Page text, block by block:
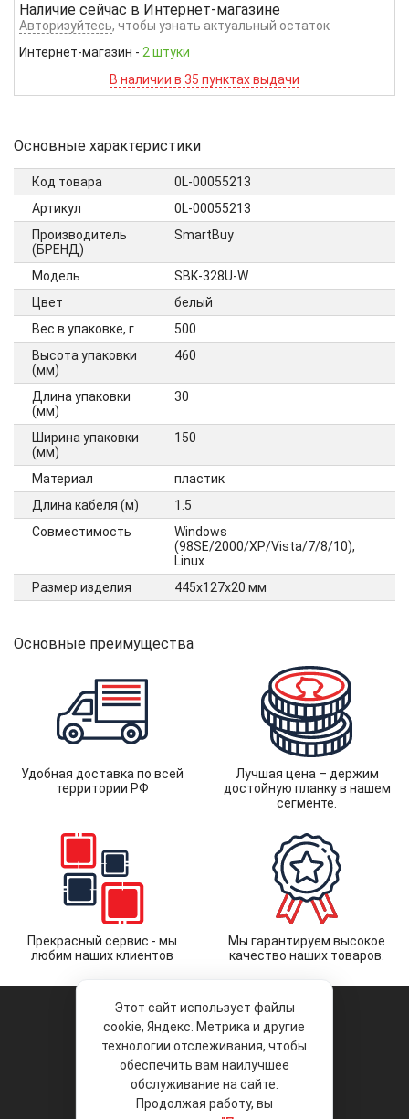
Наличие сейчас в Интернет-магазине
Авторизуйтесь, чтобы узнать актуальный остаток
Интернет-магазин - 2 штуки
В наличии в 35 пунктах выдачи
Основные характеристики
Код товара
0L-00055213
Артикул
0L-00055213
Производитель
(БРЕНД)
SmartBuy
Модель
SBK-328U-W
Цвет
белый
Вес в упаковке, г
500
Высота упаковки
(мм)
460
Длина упаковки
(мм)
30
Ширина упаковки
(мм)
150
Материал
пластик
Длина кабеля (м)
1.5
Совместимость
Windows
(98SE/2000/XP/Vista/7/8/10),
Linux
Размер изделия
445х127х20 мм
Основные преимущества
Удобная доставка по всей
территории РФ
Лучшая цена – держим
достойную планку в нашем
сегменте.
Прекрасный сервис - мы
любим наших клиентов
Мы гарантируем высокое
качество наших товаров.
© 2026 «Liberty Project».
Аксессуары и запчасти оптом.
Положение об обработке и защите
Этот сайт использует файлы
cookie, Яндекс. Метрика и другие
технологии отслеживания, чтобы
обеспечить вам наилучшее
обслуживание на сайте.
Продолжая работу, вы